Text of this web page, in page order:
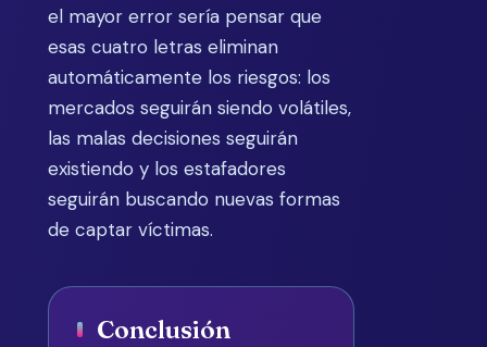
el mayor error sería pensar que
esas cuatro letras eliminan
automáticamente los riesgos: los
mercados seguirán siendo volátiles,
las malas decisiones seguirán
existiendo y los estafadores
seguirán buscando nuevas formas
de captar víctimas.
Conclusión